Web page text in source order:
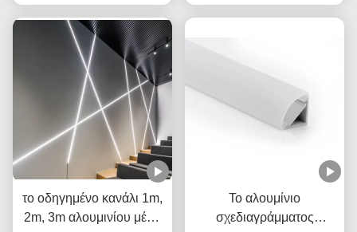
το οδηγημένο κανάλι 1m,
2m, 3m αλουμινίου μέσα
Το αλουμίνιο
σχεδιαγράμματος